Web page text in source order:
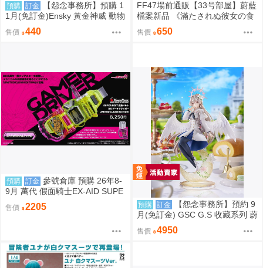
預購 訂金
【怨念事務所】預購 1
1月(免訂金)Ensky 黃金神威 動物
模樣坐姿娃吊飾 布偶 第3彈 5款
分售 三次再販 0816
售價 440
FF47場前通販【33号部屋】蔚藍
檔案新品 《滿たされぬ彼女の食
欲》總賣場 新刊套組｜立牌 槌永
ヒヨリ 槌永日和［箱庭交響曲-通
售價 650
預購 訂金 參號倉庫 預購 26年8-
9月 萬代 假面騎士EX-AID SUPE
R BEST DX變身腰帶 限量透明版
810
售價 2205 預購 訂金
【怨念事務所】預約 9
月(免訂金) GSC G.S 收藏系列 蔚
藍檔案 渚 花香微笑 1/7 0927
售價 4950